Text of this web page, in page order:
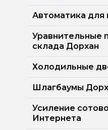
Автоматика для
Уравнительные
склада Дорхан
Холодильные
Шлагбаумы
Усиление
Интернета